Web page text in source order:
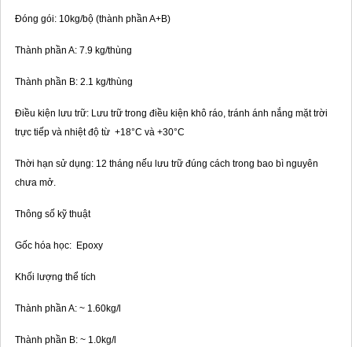
Đóng gói: 10kg/bộ (thành phần A+B)
Thành phần A: 7.9 kg/thùng
Thành phần B: 2.1 kg/thùng
Điều kiện lưu trữ: Lưu trữ trong điều kiện khô ráo, tránh ánh nắng mặt trời
trực tiếp và nhiệt độ từ +18°C và +30°C
Thời hạn sử dụng: 12 tháng nếu lưu trữ đúng cách trong bao bì nguyên
chưa mở.
Thông số kỹ thuật
Gốc hóa học: Epoxy
Khối lượng thể tích
Thành phần A: ~ 1.60kg/l
Thành phần B: ~ 1.0kg/l